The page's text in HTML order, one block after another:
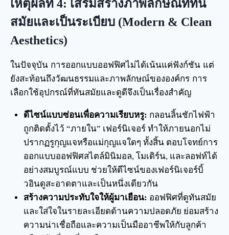
เหตุผลที่ 4: เสริมสร้างภาพลักษณ์ที่ทัน
สมัยและเป็นระเบียบ (Modern & Clean
Aesthetics)
ในปัจจุบัน การออกแบบออฟฟิศไม่ได้เน้นแค่ฟังก์ชัน แต่
ยังสะท้อนถึงวัฒนธรรมและภาพลักษณ์ขององค์กร การ
เลือกใช้อุปกรณ์ที่ทันสมัยและดูดีจึงเป็นเรื่องสำคัญ
ดีไซน์แบบซ่อนเพื่อความเรียบหรู: กลอนลิ้นชักไฟฟ้า
ถูกติดตั้งไว้ “ภายใน” เฟอร์นิเจอร์ ทำให้ภายนอกไม่
ปรากฏรูกุญแจหรือแม่กุญแจใดๆ ทั้งสิ้น ตอบโจทย์การ
ออกแบบออฟฟิศสไตล์มินิมอล, โมเดิร์น, และลอฟท์ได้
อย่างสมบูรณ์แบบ ช่วยให้ดีไซน์ของเฟอร์นิเจอร์บิ้
วอินดูสะอาดตาและเป็นหนึ่งเดียวกัน
สร้างความประทับใจให้ผู้มาเยือน: ออฟฟิศที่ดูทันสมัย
และใส่ใจในรายละเอียดด้านความปลอดภัย ย่อมสร้าง
ความน่าเชื่อถือและความเป็นมืออาชีพให้กับลูกค้า